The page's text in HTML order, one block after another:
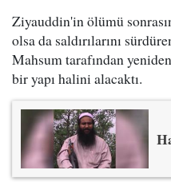
Ziyauddin'in ölümü
olsa da saldırılarını
Mahsum tarafından
bir yapı halini alacaktı.